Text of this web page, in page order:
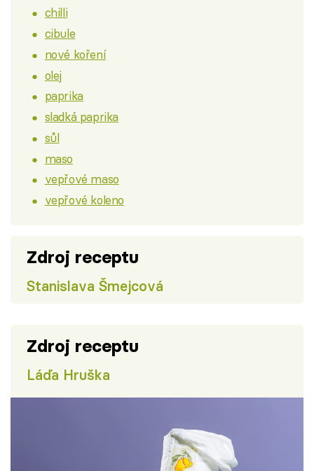
chilli
cibule
nové koření
olej
paprika
sladká paprika
sůl
maso
vepřové maso
vepřové koleno
Zdroj receptu
Stanislava Šmejcová
Zdroj receptu
Láďa Hruška